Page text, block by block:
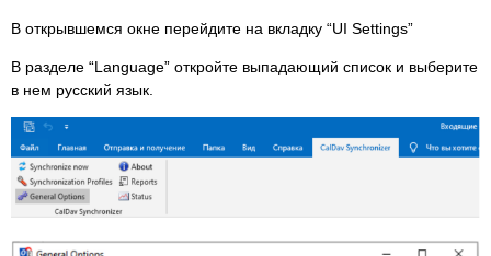
В открывшемся окне перейдите на вкладку “UI Settings”
В разделе “Language” откройте выпадающий список и выберите
в нем русский язык.